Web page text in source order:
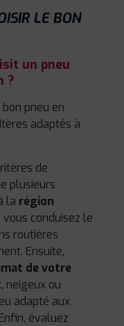
LE BON
un pneu
?
pneu en
adaptés à
de
plusieurs
la région
conduisez le
routières
Ensuite,
de votre
neigeux ou
adapté aux
évaluez